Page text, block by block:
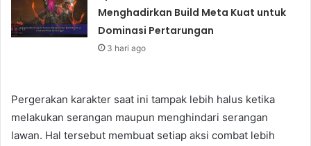
Menghadirkan Build Meta Kuat untuk
Dominasi Pertarungan
3 hari ago
Pergerakan karakter saat ini tampak lebih halus ketika
melakukan serangan maupun menghindari serangan
lawan. Hal tersebut membuat setiap aksi combat lebih